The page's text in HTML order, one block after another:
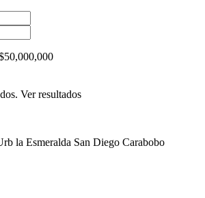
Ver resultados
la Esmeralda San Diego Carabobo